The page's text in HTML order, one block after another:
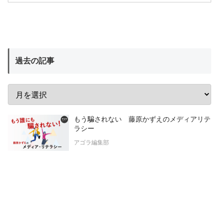
過去の記事
もう騙されない 藤原かずえのメディアリテ
ラシー
アゴラ編集部